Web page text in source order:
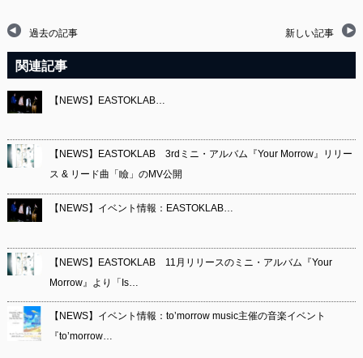
過去の記事 新しい記事
関連記事
【NEWS】EASTOKLAB…
【NEWS】EASTOKLAB 3rdミニ・アルバム『Your Morrow』リリー
ス & リード曲「瞼」のMV公開
【NEWS】イベント情報：EASTOKLAB…
【NEWS】EASTOKLAB 11月リリースのミニ・アルバム『Your
Morrow』より「Is…
【NEWS】イベント情報：to’morrow music主催の音楽イベント
『to’morrow…